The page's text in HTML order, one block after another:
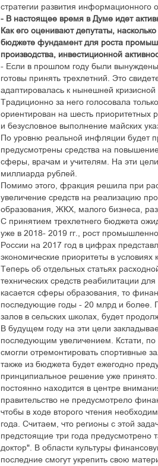
стратегии развития информационного
- В настоящее время в Думе идет
Как его оценивают депутаты,
бюджете фундамент для роста
производства, инвестиционной
- Если в прошлом году были
готовы принять трехлетний. Это
адаптировалась к нынешней
Традиционно за него голосовала
ориентирован на шесть приоритетных
и безусловное выполнение майских
По уровню реальной инфляции будет
предусмотрены средства на
сферы, врачам и учителям. На эти цели
миллиарда рублей.
Помимо этого, фракция решила при
увеличение средств на реализацию
образования, ЖКХ, малого бизнеса,
С принятием трехлетнего бюджета
уже в 2018- 2019 гг., рост
России на 2017 год в цифрах
экономические приоритеты в условиях
Теперь об отдельных статьях
технических средств реабилитации
касается сферы образования, то
последующие годы - 20 млрд и более.
залов в сельских школах, будет
В будущем году на эти цели
последующим увеличением. Кстати,
смогли отремонтировать спортивные
также из бюджета будет ежегодно
принципиальное решение уже принято.
постоянно находится в центре
правительство не предусмотрело
чтобы в ходе второго чтения
года. Считаем, что регионы с этой
предстоящие три года
доктор". В области культуры
последние смогут укрепить свою